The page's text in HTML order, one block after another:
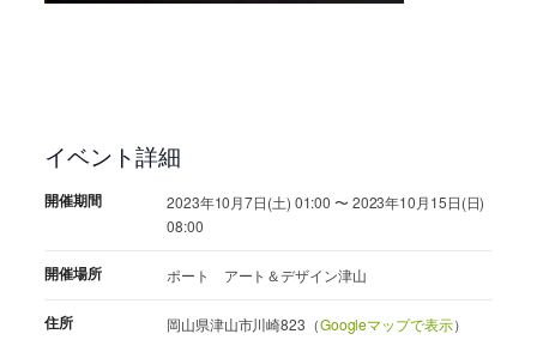
イベント詳細
開催期間
2023年10月7日(土) 01:00 〜 2023年10月15日(日)
08:00
開催場所 ポート アート＆デザイン津山
住所 岡山県津山市川崎823（Googleマップで表示）